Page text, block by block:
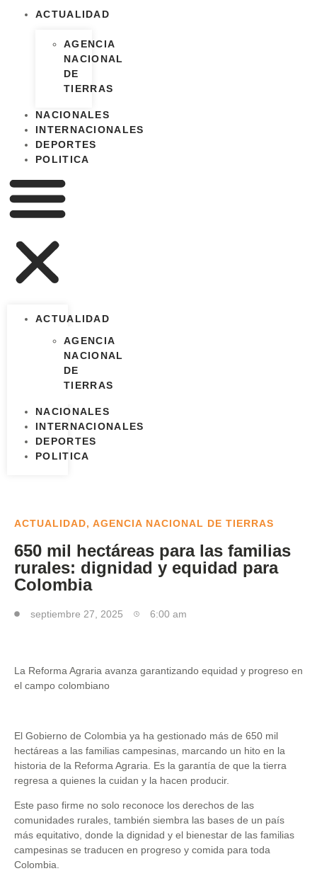
ACTUALIDAD
AGENCIA
NACIONAL
DE
TIERRAS
NACIONALES
INTERNACIONALES
DEPORTES
POLITICA
ACTUALIDAD
AGENCIA
NACIONAL
DE
TIERRAS
NACIONALES
INTERNACIONALES
DEPORTES
POLITICA
ACTUALIDAD, AGENCIA NACIONAL DE TIERRAS
650 mil hectáreas para las familias
rurales: dignidad y equidad para
Colombia
septiembre 27, 2025 6:00 am
La Reforma Agraria avanza garantizando equidad y progreso en
el campo colombiano
El Gobierno de Colombia ya ha gestionado más de 650 mil
hectáreas a las familias campesinas, marcando un hito en la
historia de la Reforma Agraria. Es la garantía de que la tierra
regresa a quienes la cuidan y la hacen producir.
Este paso firme no solo reconoce los derechos de las
comunidades rurales, también siembra las bases de un país
más equitativo, donde la dignidad y el bienestar de las familias
campesinas se traducen en progreso y comida para toda
Colombia.